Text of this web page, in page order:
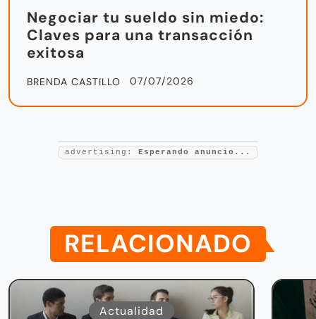
Negociar tu sueldo sin miedo:
Claves para una transacción
exitosa
BRENDA CASTILLO 07/07/2026
advertising: Esperando anuncio...
RELACIONADO
Actualidad